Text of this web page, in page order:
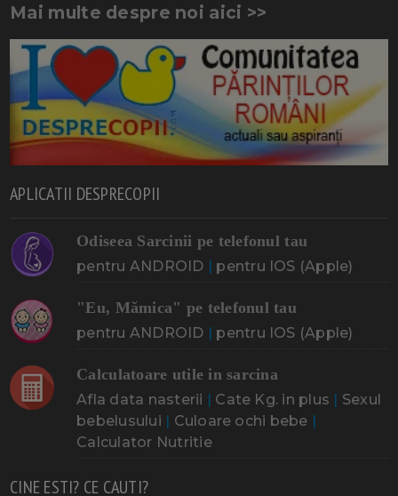
Mai multe despre noi aici >>
APLICATII DESPRECOPII
Odiseea Sarcinii pe telefonul tau
pentru ANDROID | pentru IOS (Apple)
"Eu, Mămica" pe telefonul tau
pentru ANDROID | pentru IOS (Apple)
Calculatoare utile in sarcina
Afla data nasterii | Cate Kg. in plus | Sexul
bebelusului | Culoare ochi bebe |
Calculator Nutritie
CINE ESTI? CE CAUTI?